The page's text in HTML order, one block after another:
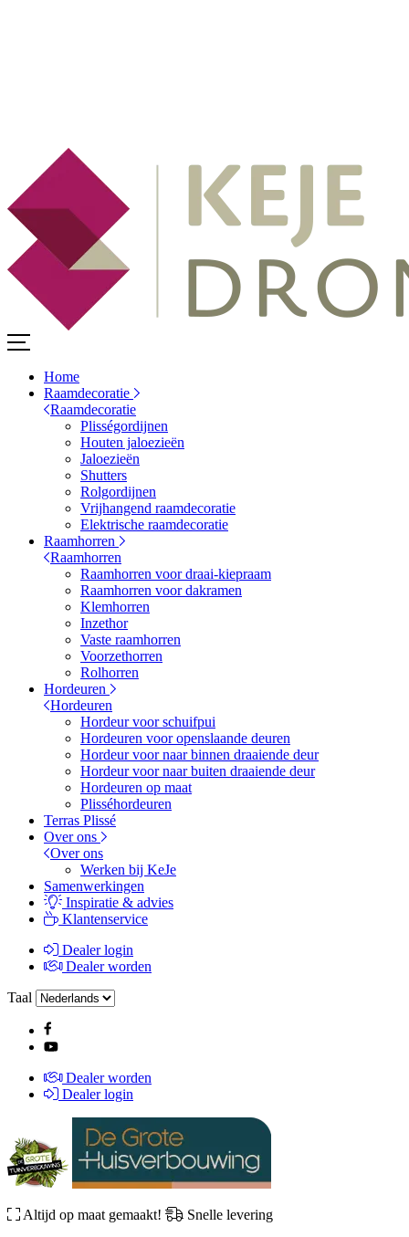
Home
Raamdecoratie
Raamdecoratie
Plisségordijnen
Houten jaloezieën
Jaloezieën
Shutters
Rolgordijnen
Vrijhangend raamdecoratie
Elektrische raamdecoratie
Raamhorren
Raamhorren
Raamhorren voor draai-kiepraam
Raamhorren voor dakramen
Klemhorren
Inzethor
Vaste raamhorren
Voorzethorren
Rolhorren
Hordeuren
Hordeuren
Hordeur voor schuifpui
Hordeuren voor openslaande deuren
Hordeur voor naar binnen draaiende deur
Hordeur voor naar buiten draaiende deur
Hordeuren op maat
Plisséhordeuren
Terras Plissé
Over ons
Over ons
Werken bij KeJe
Samenwerkingen
Inspiratie & advies
Klantenservice
Dealer login
Dealer worden
Taal
Dealer worden
Dealer login
Altijd op maat gemaakt!
Snelle levering